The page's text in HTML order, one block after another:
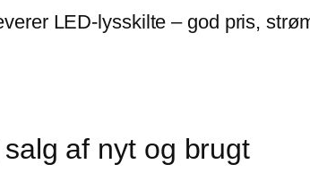
LED-lysskilte – god pris,
af nyt og brugt